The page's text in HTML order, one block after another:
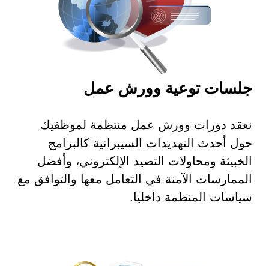
جلسات توعية وورش عمل
نعقد دورات وورش عمل منتظمة لموظفيك
حول أحدث التهديدات السيبرانية كالبرامج
الخبيثة ومحاولات التصيد الإلكتروني، وأفضل
الممارسات الآمنة في التعامل معها والتوافق مع
سياسات المنظمة داخليا.